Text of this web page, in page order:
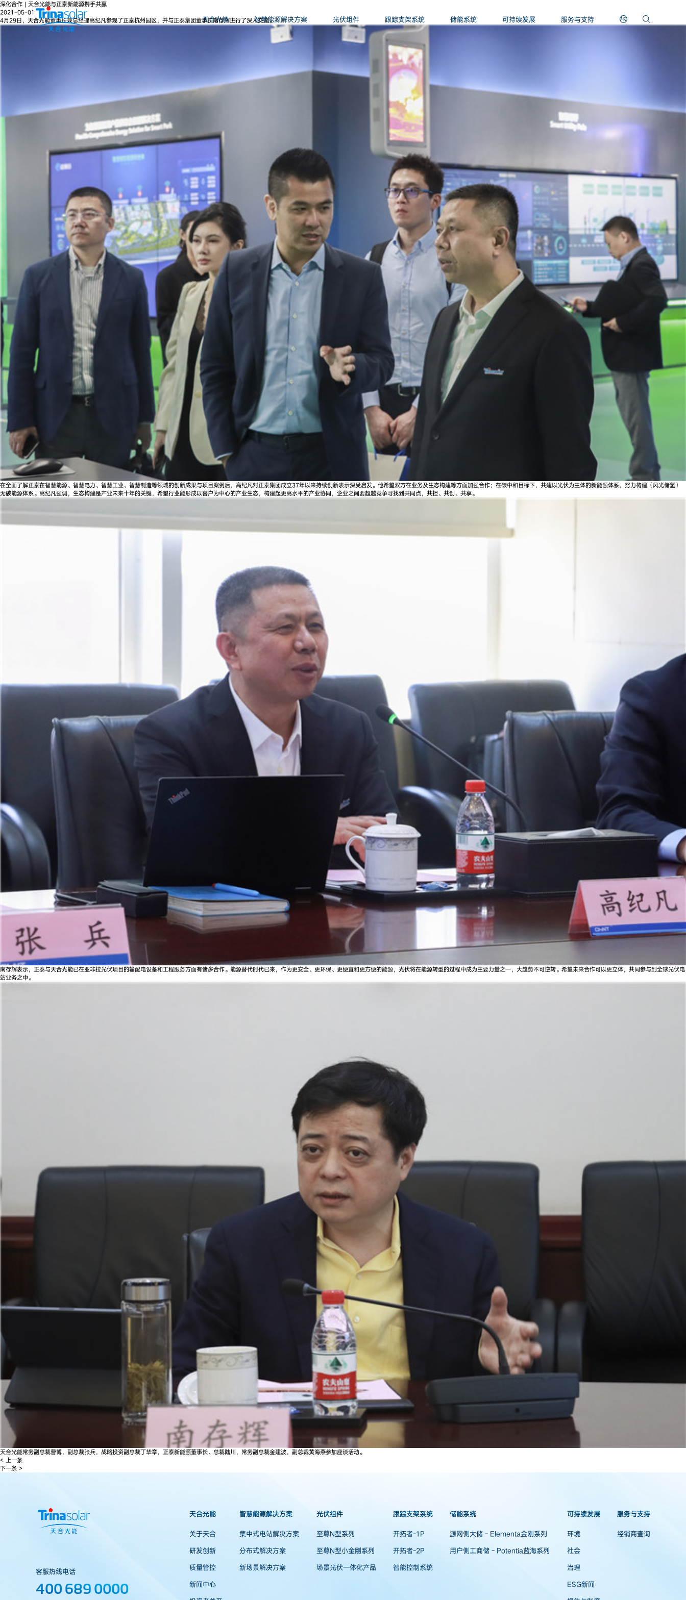
天合光能 智慧能源解决方案 光伏组件 跟踪支架系统 储能系统 可持续发展 服务与支持
深化合作 | 天合光能与正泰新能源携手共赢
2021-05-01
4月29日，天合光能董事长兼总经理高纪凡参观了正泰杭州园区，并与正泰集团董事长南存辉进行了深入交流。
在全面了解正泰在智慧能源、智慧电力、智慧工业、智慧制造等领域的创新成果与项目案例后，高纪凡对正泰集团成立37年以来持续创新表示深受启发。他希望双方在业务及生态构建等方面加强合作；在碳中和目标下，共建以光伏为主体的新能源体系，努力构建（风光储氢）
无碳能源体系。高纪凡强调，生态构建是产业未来十年的关键，希望行业能形成以客户为中心的产业生态，构建起更高水平的产业协同，企业之间要超越竞争寻找到共同点，共担、共创、共享。
南存辉表示，正泰与天合光能已在亚非拉光伏项目的输配电设备和工程服务方面有诸多合作。能源替代时代已来，作为更安全、更环保、更便宜和更方便的能源，光伏将在能源转型的过程中成为主要力量之一，大趋势不可逆转。希望未来合作可以更立体，共同参与到全球光伏电
站业务之中。
天合光能常务副总裁曹博，副总裁张兵，战略投资副总裁丁华章，正泰新能源董事长、总裁陆川，常务副总裁金建波，副总裁黄海燕参加座谈活动。
< 上一条
下一条 >
客服热线电话
400 689 0000
天合光能
关于天合
研发创新
质量管控
新闻中心
智慧能源解决方案
集中式电站解决方案
分布式解决方案
新场景解决方案
光伏组件
至尊N型系列
至尊N型小金刚系列
场景光伏一体化产品
跟踪支架系统
开拓者-1P
开拓者-2P
智能控制系统
储能系统
源网侧大储 - Elementa金刚系列
用户侧工商储 - Potentia蓝海系列
可持续发展
环境
社会
治理
ESG新闻
服务与支持
经销商查询